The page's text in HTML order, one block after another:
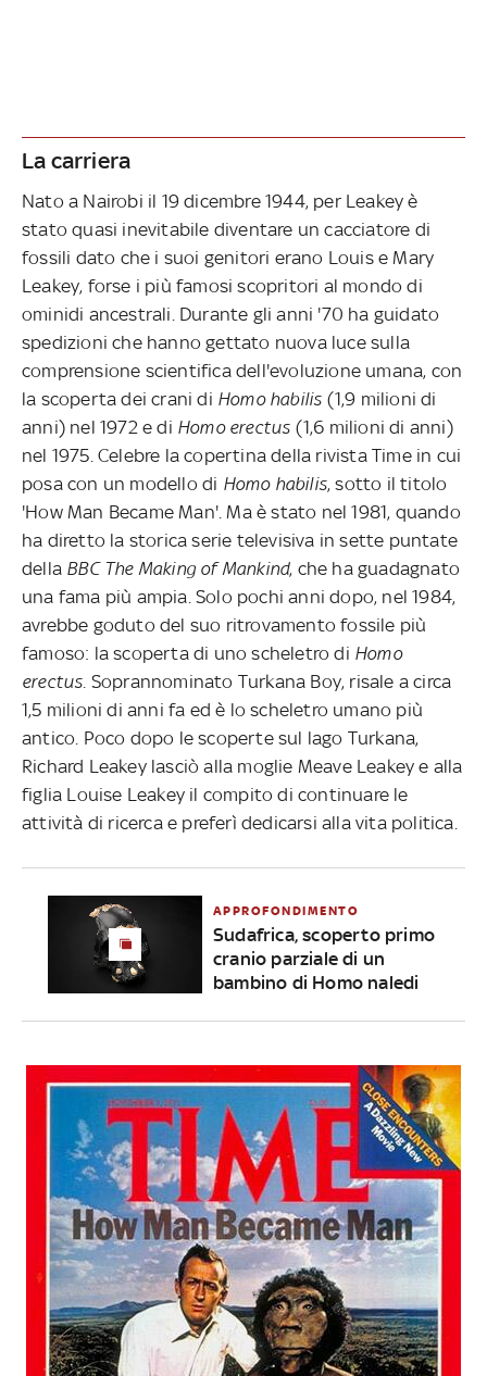
La carriera
Nato a Nairobi il 19 dicembre 1944, per Leakey è
stato quasi inevitabile diventare un cacciatore di
fossili dato che i suoi genitori erano Louis e Mary
Leakey, forse i più famosi scopritori al mondo di
ominidi ancestrali. Durante gli anni '70 ha guidato
spedizioni che hanno gettato nuova luce sulla
comprensione scientifica dell'evoluzione umana, con
la scoperta dei crani di Homo habilis (1,9 milioni di
anni) nel 1972 e di Homo erectus (1,6 milioni di anni)
nel 1975. Celebre la copertina della rivista Time in cui
posa con un modello di Homo habilis, sotto il titolo
'How Man Became Man'. Ma è stato nel 1981, quando
ha diretto la storica serie televisiva in sette puntate
della BBC The Making of Mankind, che ha guadagnato
una fama più ampia. Solo pochi anni dopo, nel 1984,
avrebbe goduto del suo ritrovamento fossile più
famoso: la scoperta di uno scheletro di Homo
erectus. Soprannominato Turkana Boy, risale a circa
1,5 milioni di anni fa ed è lo scheletro umano più
antico. Poco dopo le scoperte sul lago Turkana,
Richard Leakey lasciò alla moglie Meave Leakey e alla
figlia Louise Leakey il compito di continuare le
attività di ricerca e preferì dedicarsi alla vita politica.
APPROFONDIMENTO
Sudafrica, scoperto primo
cranio parziale di un
bambino di Homo naledi